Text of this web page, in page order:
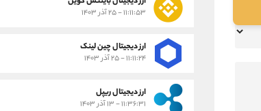
۱۱:۱۱:۵۳ - ۲۵ آذر ۱۴۰۳
ارز دیجیتال چین لینک
۱۱:۱۱:۲۴ - ۲۵ آذر ۱۴۰۳
ارز دیجیتال ریپل
۱۱:۳۶:۳۱ - ۱۳ آذر ۱۴۰۳